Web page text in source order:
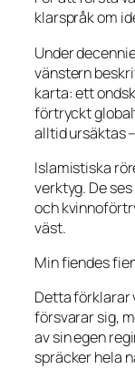
klarspråk om
Under
vänstern
karta: ett
förtryckt
alltid ursäktas
Islamistiska
verktyg. De
och
väst.
Min fiendes
Detta förklarar
försvarar sig,
av sin egen
spräcker hela